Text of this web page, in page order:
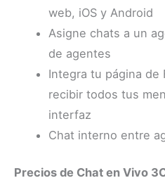
web, iOS y Android
Asigne chats a un
de agentes
Integra tu página de
recibir todos tus
interfaz
Chat interno entre
Precios de Chat en Vivo